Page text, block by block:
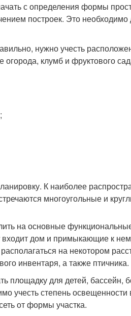
с определения формы
построек. Это
нужно учесть
клумб и фруктового
К наиболее
многоугольные и
на основные
дом и примыкающие к
на некотором
инвентаря, а также птичника.
площадку для детей, бассейн,
учесть степень
от формы участка.